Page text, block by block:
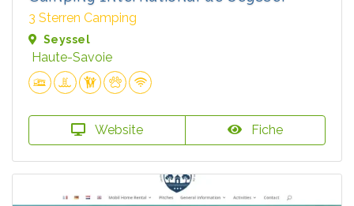
3 Sterren Camping
Seyssel
Haute-Savoie
Website Fiche